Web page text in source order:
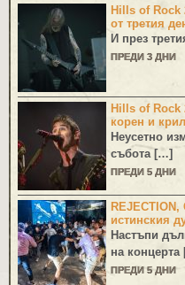
Hills of Rock
от третия
И през
ПРЕДИ 3 ДНИ
Hills of Rock
корен и
Неусетно
събота […]
ПРЕДИ 5 ДНИ
REJECTION,
истинския
Настъпи
на
ПРЕДИ 5 ДНИ